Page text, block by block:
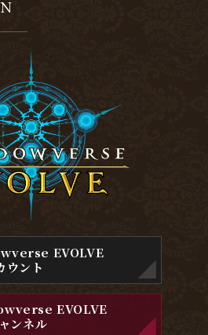
EVOLVE
ウント
EVOLVE
ンネル